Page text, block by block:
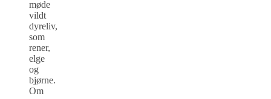
møde
vildt
dyreliv,
som
rener,
elge
og
bjørne.
Om